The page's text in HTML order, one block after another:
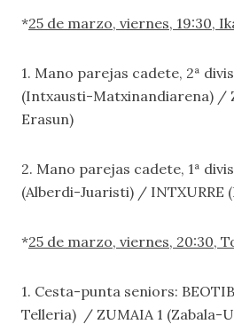
*25 de marzo, viernes, 19:30,
1. Mano parejas cadete, 2ª
(Intxausti-Matxinandiarena) /
Erasun)
2. Mano parejas cadete, 1ª
(Alberdi-Juaristi) / INTXURRE
*25 de marzo, viernes, 20:30,
1. Cesta-punta seniors:
Telleria) / ZUMAIA 1 (Zabala-